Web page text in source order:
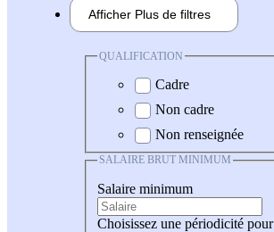
Afficher Plus de filtres
QUALIFICATION
Cadre
Non cadre
Non renseignée
SALAIRE BRUT MINIMUM
Salaire minimum
Choisissez une périodicité